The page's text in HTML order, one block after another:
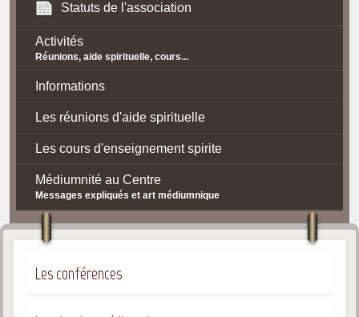
Statuts de l'association
Activités
Réunions, aide spirituelle, cours...
Informations
Les réunions d'aide spirituelle
Les cours d'enseignement spirite
Médiumnité au Centre
Messages expliqués et art médiumnique
Contact / Accès
Spiritisme
Les conférences